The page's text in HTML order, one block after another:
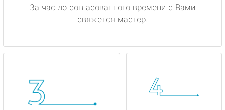
За час до согласованного времени с Вами
свяжется мастер.